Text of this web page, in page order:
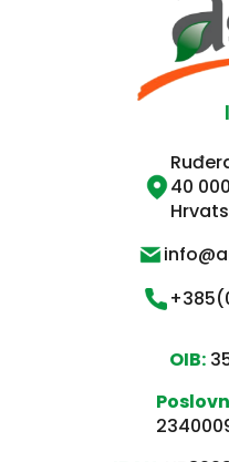
40
OIB: